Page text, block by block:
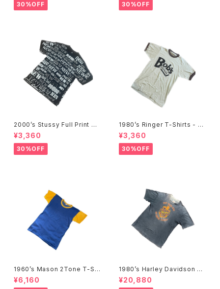
30%OFF 30%OFF
2000’s Stussy Full Print T-
Shirts -2000年代 ステューシ
ー フルプリントTシャツ-
¥3,360
30%OFF
1980’s Ringer T-Shirts - 19
80年代 リンガーTシャツ-
¥3,360
30%OFF
1960’s Mason 2Tone T-Shi
rts -1960年代 メイソン 2トー
ンTシャツ-
¥6,160
1980’s Harley Davidson T-
Shirts -1980年代 ハーレー・
ダビッドソン Tシャツ-
¥20,880